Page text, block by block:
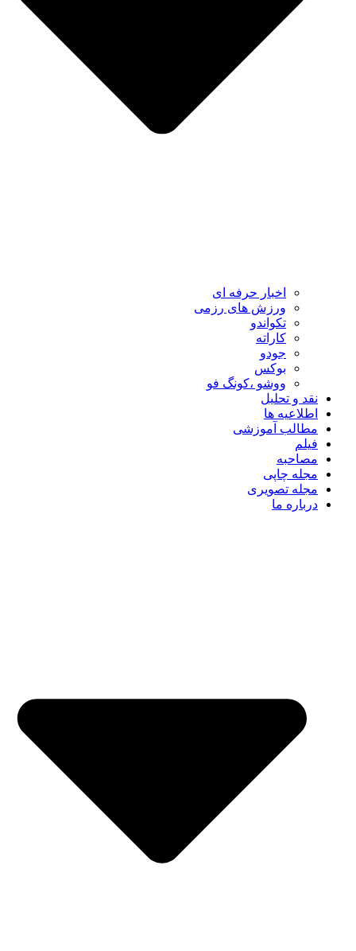
اخبار حرفه ای
ورزش های رزمی
تکواندو
کاراته
جودو
بوکس
ووشو ،کونگ فو
نقد و تحلیل
اطلاعیه ها
مطالب آموزشی
فیلم
مصاحبه
مجله چاپی
مجله تصویری
درباره ما